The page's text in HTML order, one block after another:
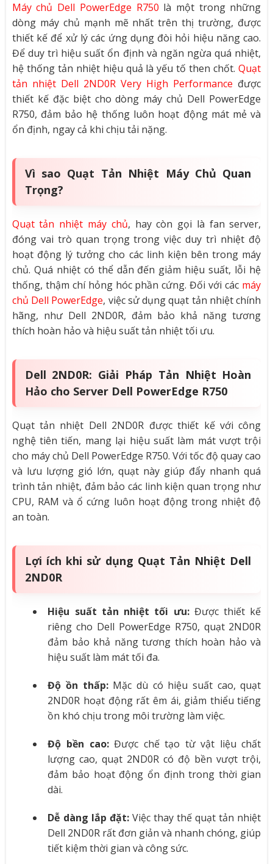
Máy chủ Dell PowerEdge R750 là một trong những
dòng máy chủ mạnh mẽ nhất trên thị trường, được
thiết kế để xử lý các ứng dụng đòi hỏi hiệu năng cao.
Để duy trì hiệu suất ổn định và ngăn ngừa quá nhiệt,
hệ thống tản nhiệt hiệu quả là yếu tố then chốt.Quạt
tản nhiệt Dell 2ND0R Very High Performance được
thiết kế đặc biệt cho dòng máy chủ Dell PowerEdge
R750, đảm bảo hệ thống luôn hoạt động mát mẻ và
ổn định, ngay cả khi chịu tải nặng.
Vì sao Quạt Tản Nhiệt Máy Chủ Quan
Trọng?
Quạt tản nhiệt máy chủ, hay còn gọi là fan server,
đóng vai trò quan trọng trong việc duy trì nhiệt độ
hoạt động lý tưởng cho các linh kiện bên trong máy
chủ. Quá nhiệt có thể dẫn đến giảm hiệu suất, lỗi hệ
thống, thậm chí hỏng hóc phần cứng. Đối với các máy
chủ Dell PowerEdge, việc sử dụng quạt tản nhiệt chính
hãng, như Dell 2ND0R, đảm bảo khả năng tương
thích hoàn hảo và hiệu suất tản nhiệt tối ưu.
Dell 2ND0R: Giải Pháp Tản Nhiệt Hoàn
Hảo cho Server Dell PowerEdge R750
Quạt tản nhiệt Dell 2ND0R được thiết kế với công
nghệ tiên tiến, mang lại hiệu suất làm mát vượt trội
cho máy chủ Dell PowerEdge R750. Với tốc độ quay cao
và lưu lượng gió lớn, quạt này giúp đẩy nhanh quá
trình tản nhiệt, đảm bảo các linh kiện quan trọng như
CPU, RAM và ổ cứng luôn hoạt động trong nhiệt độ
an toàn.
Lợi ích khi sử dụng Quạt Tản Nhiệt Dell
2ND0R
Hiệu suất tản nhiệt tối ưu:Được thiết kế
riêng cho Dell PowerEdge R750, quạt 2ND0R
đảm bảo khả năng tương thích hoàn hảo và
hiệu suất làm mát tối đa.
Độ ồn thấp:Mặc dù có hiệu suất cao, quạt
2ND0R hoạt động rất êm ái, giảm thiểu tiếng
ồn khó chịu trong môi trường làm việc.
Độ bền cao:Được chế tạo từ vật liệu chất
lượng cao, quạt 2ND0R có độ bền vượt trội,
đảm bảo hoạt động ổn định trong thời gian
dài.
Dễ dàng lắp đặt:Việc thay thế quạt tản nhiệt
Dell 2ND0R rất đơn giản và nhanh chóng, giúp
tiết kiệm thời gian và công sức.